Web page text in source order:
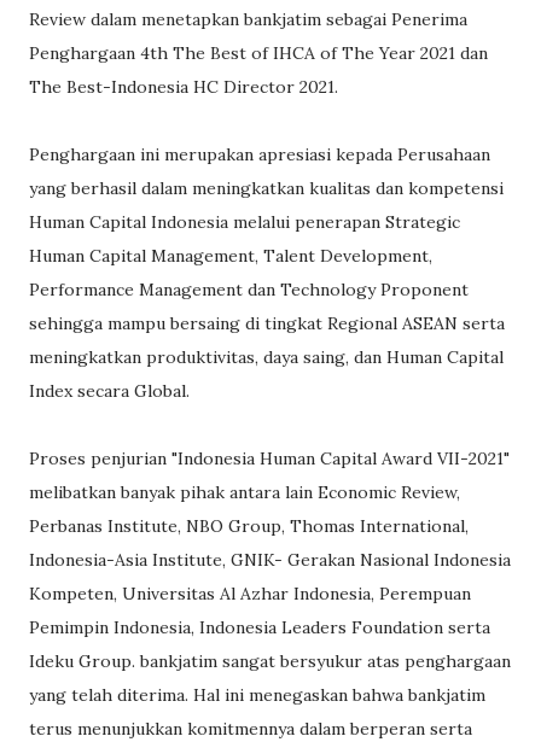
Review dalam menetapkan bankjatim sebagai Penerima
Penghargaan 4th The Best of IHCA of The Year 2021 dan
The Best-Indonesia HC Director 2021.
Penghargaan ini merupakan apresiasi kepada Perusahaan
yang berhasil dalam meningkatkan kualitas dan kompetensi
Human Capital Indonesia melalui penerapan Strategic
Human Capital Management, Talent Development,
Performance Management dan Technology Proponent
sehingga mampu bersaing di tingkat Regional ASEAN serta
meningkatkan produktivitas, daya saing, dan Human Capital
Index secara Global.
Proses penjurian "Indonesia Human Capital Award VII-2021"
melibatkan banyak pihak antara lain Economic Review,
Perbanas Institute, NBO Group, Thomas International,
Indonesia-Asia Institute, GNIK- Gerakan Nasional Indonesia
Kompeten, Universitas Al Azhar Indonesia, Perempuan
Pemimpin Indonesia, Indonesia Leaders Foundation serta
Ideku Group. bankjatim sangat bersyukur atas penghargaan
yang telah diterima. Hal ini menegaskan bahwa bankjatim
terus menunjukkan komitmennya dalam berperan serta